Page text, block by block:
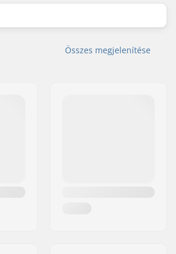
Összes megjelenítése